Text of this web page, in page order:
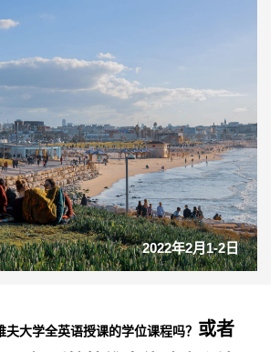
2022年2月1-2日
夫大学全英语授课的学位课程吗？ 或者